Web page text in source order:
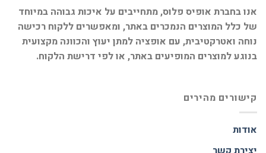
אנו בחברת אופיס פלוס, מתחייבים על איכות גבוהה במיוחד
של כלל המוצרים הנמכרים באתר, ומאפשרים ללקוח רכישה
נוחה ואטרקטיבית, עם אופציה למתן יעוץ והכוונה מקצועית
בנוגע למוצרים המופיעים באתר, או לפי דרישת הלקוח.
קישורים מהירים
אודות